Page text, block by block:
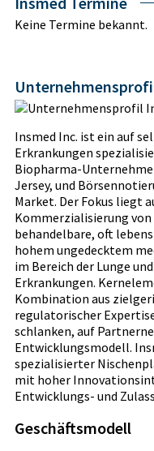
Keine Termine bekannt.
Insmed Inc. ist ein auf
Erkrankungen
Biopharma-
Jersey, und
Market. Der Fokus liegt
Kommerzialisierung
behandelbare, oft
hohem ungedecktem
im Bereich der Lunge
Erkrankungen.
Kombination aus
regulatorischer
schlanken, auf
Entwicklungsmodell.
spezialisierter
mit hoher
Entwicklungs- und
Geschäftsmodell